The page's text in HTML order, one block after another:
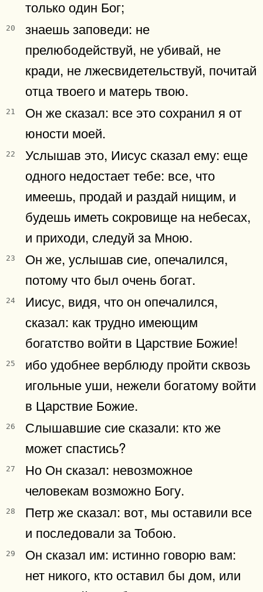
только один Бог;
20
знаешь заповеди: не
прелюбодействуй, не убивай, не
кради, не лжесвидетельствуй, почитай
отца твоего и матерь твою.
21
Он же сказал: все это сохранил я от
юности моей.
22
Услышав это, Иисус сказал ему: еще
одного недостает тебе: все, что
имеешь, продай и раздай нищим, и
будешь иметь сокровище на небесах,
и приходи, следуй за Мною.
23
Он же, услышав сие, опечалился,
потому что был очень богат.
24
Иисус, видя, что он опечалился,
сказал: как трудно имеющим
богатство войти в Царствие Божие!
25
ибо удобнее верблюду пройти сквозь
игольные уши, нежели богатому войти
в Царствие Божие.
26
Слышавшие сие сказали: кто же
может спастись?
27
Но Он сказал: невозможное
человекам возможно Богу.
28
Петр же сказал: вот, мы оставили все
и последовали за Тобою.
29
Он сказал им: истинно говорю вам:
нет никого, кто оставил бы дом, или